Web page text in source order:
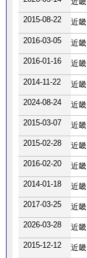
2015-08-22
近畿
2016-03-05 近畿
2016-01-16
近畿
2014-11-22 近畿
2024-08-24
近畿
2015-03-07
近畿
2015-02-28
近畿
2016-02-20
近畿
2014-01-18
近畿
2017-03-25
近畿
2026-03-28
近畿
2015-12-12
近畿